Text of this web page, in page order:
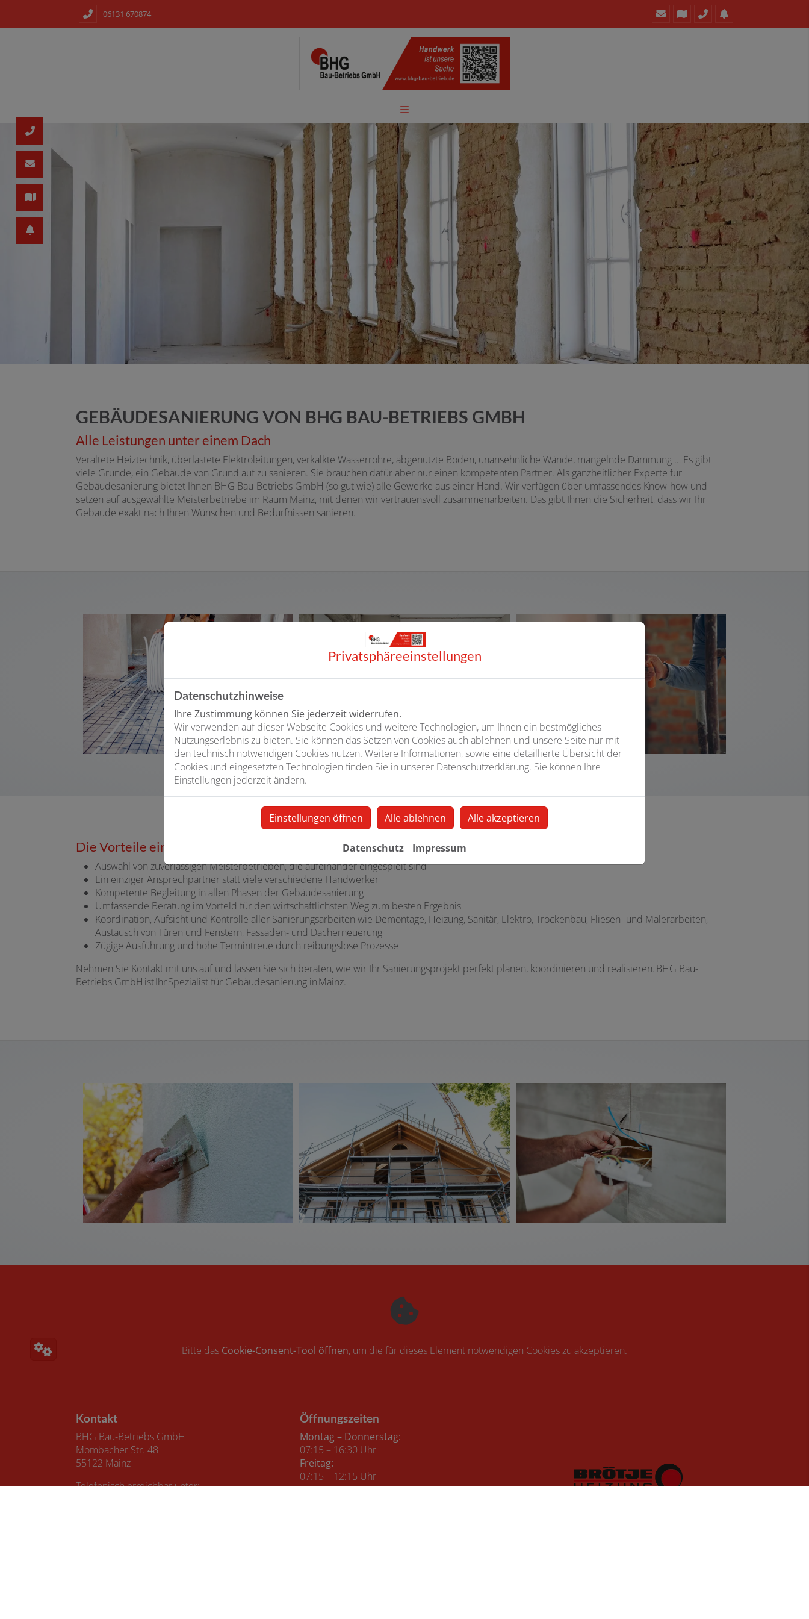
06131 670874
GEBÄUDESANIERUNG VON BHG BAU-BETRIEBS GMBH
Alle Leistungen unter einem Dach
Veraltete Heiztechnik, überlastete Elektroleitungen, verkalkte Wasserrohre, abgenutzte Böden, unansehnliche Wände, mangelnde Dämmung … Es gibt
viele Gründe, ein Gebäude von Grund auf zu sanieren. Sie brauchen dafür aber nur einen kompetenten Partner. Als ganzheitlicher Experte für
Gebäudesanierung bietet Ihnen BHG Bau-Betriebs GmbH (so gut wie) alle Gewerke aus einer Hand. Wir verfügen über umfassendes Know-how und
setzen auf ausgewählte Meisterbetriebe im Raum Mainz, mit denen wir vertrauensvoll zusammenarbeiten. Das gibt Ihnen die Sicherheit, dass wir Ihr
Gebäude exakt nach Ihren Wünschen und Bedürfnissen sanieren.
Die Vorteile einer Gebäudesanierung mit BHG Bau-Betriebs GmbH
Auswahl von zuverlässigen Meisterbetrieben, die aufeinander eingespielt sind
Ein einziger Ansprechpartner statt viele verschiedene Handwerker
Kompetente Begleitung in allen Phasen der Gebäudesanierung
Umfassende Beratung im Vorfeld für den wirtschaftlichsten Weg zum besten Ergebnis
Koordination, Aufsicht und Kontrolle aller Sanierungsarbeiten wie Demontage, Heizung, Sanitär, Elektro, Trockenbau, Fliesen- und Malerarbeiten,
Austausch von Türen und Fenstern, Fassaden- und Dacherneuerung
Zügige Ausführung und hohe Termintreue durch reibungslose Prozesse
Nehmen Sie Kontakt mit uns auf und lassen Sie sich beraten, wie wir Ihr Sanierungsprojekt perfekt planen, koordinieren und realisieren. BHG Bau-
Betriebs GmbH ist Ihr Spezialist für Gebäudesanierung in Mainz.
Bitte das Cookie-Consent-Tool öffnen, um die für dieses Element notwendigen Cookies zu akzeptieren.
Footer - Kontaktdaten und Öffnungszeiten
Kontakt
BHG Bau-Betriebs GmbH
Mombacher Str. 48
55122 Mainz
Telefonisch erreichbar unter:
Öffnungszeiten
Montag – Donnerstag:
07:15 – 16:30 Uhr
Freitag:
07:15 – 12:15 Uhr
Privatsphäre­einstellungen
Datenschutzhinweise
Ihre Zustimmung können Sie jederzeit widerrufen.
Wir verwenden auf dieser Webseite Cookies und weitere Technologien, um Ihnen ein bestmögliches
Nutzungserlebnis zu bieten. Sie können das Setzen von Cookies auch ablehnen und unsere Seite nur mit
den technisch notwendigen Cookies nutzen. Weitere Informationen, sowie eine detaillierte Übersicht der
Cookies und eingesetzten Technologien finden Sie in unserer Datenschutzerklärung. Sie können Ihre
Einstellungen jederzeit ändern.
Einstellungen öffnen Alle ablehnen Alle akzeptieren
Datenschutz Impressum